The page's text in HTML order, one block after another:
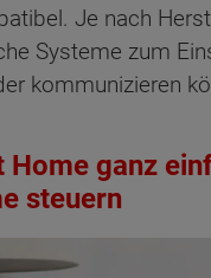
Je nach
Systeme zum
kommunizieren
Home ganz
steuern